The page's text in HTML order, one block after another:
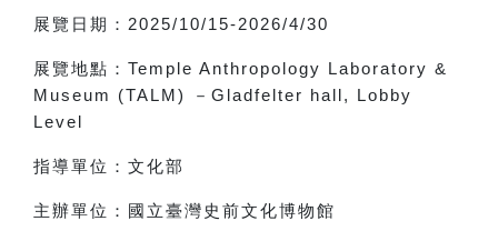
展覽日期： 2025/10/15-2026/4/30
展覽地點： Temple Anthropology Laboratory &
Museum (TALM)
－ Gladfelter hall, Lobby
Level
指導單位：文化部
主辦單位：國立臺灣史前文化博物館